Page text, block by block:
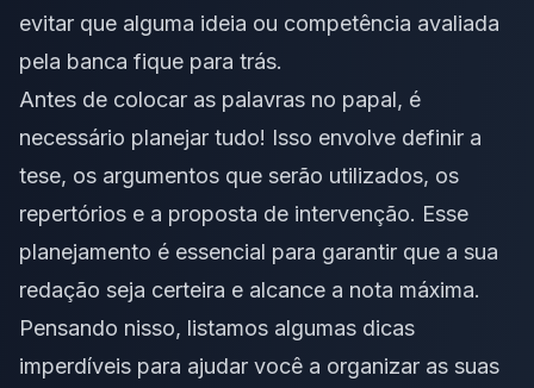
evitar que alguma ideia ou competência avaliada
pela banca fique para trás.
Antes de colocar as palavras no papal, é
necessário planejar tudo! Isso envolve definir a
tese, os argumentos que serão utilizados, os
repertórios e a proposta de intervenção. Esse
planejamento é essencial para garantir que a sua
redação seja certeira e alcance a nota máxima.
Pensando nisso, listamos algumas dicas
imperdíveis para ajudar você a organizar as suas